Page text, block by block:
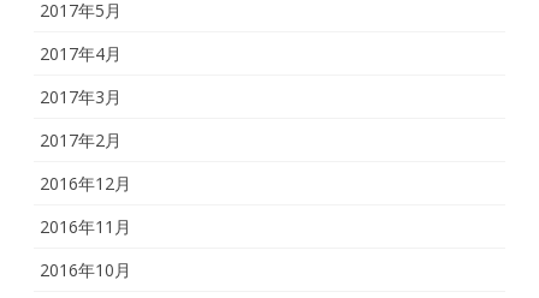
2017年5月
2017年4月
2017年3月
2017年2月
2016年12月
2016年11月
2016年10月